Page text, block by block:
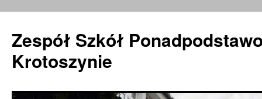
Zespół Szkół
Krotoszynie